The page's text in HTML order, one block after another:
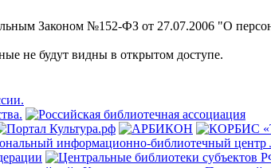
Законом №152-ФЗ от 27.07.2006 "О
не будут видны в открытом доступе.